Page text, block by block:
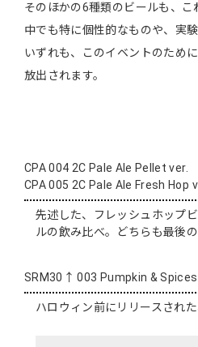
そのほかの6種類のビールも、
中でも特に個性的なものや、実
いずれも、このイベントのため
放出されます。
CPA 004 2C Pale Ale Pellet ver.
CPA 005 2C Pale Ale Fresh Hop
先述した、フレッシュホップ
ルの飲み比べ。どちらも最後の
SRM30↑ 003 Pumpkin &
ハロウィン前にリリースされ